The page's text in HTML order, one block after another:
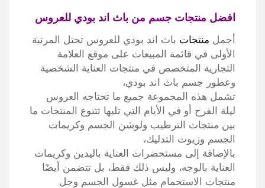
افضل منتجات جسم من باث اند بودي للعروس
أجمل منتجات باث اند بودي للعروس تحتل المرتبة
الأولى في قائمة المبيعات على موقع العلامة
التجارية المتخصص في منتجات العناية الشخصية
وعطور جسم باث اند بودي،
تشمل هذه المجموعة جميع ما تحتاجه العروس
ليلة الفرح أو في الأيام التي تليها تتنوع المنتجات ما
بين منتجات الترطيب ولوشن الجسم وكريمات
الجسم وزيوت التدليك،
بالإضافة إلى مستحضرات العناية باليدين وكريمات
العناية بالوجه، وليس ذلك فقط، بل تتضمن أيضًا
منتجات الاستحمام مثل غسول الجسم وجل